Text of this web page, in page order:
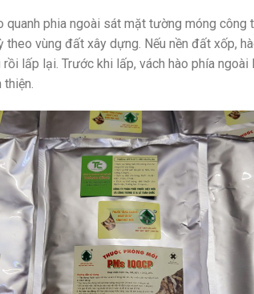
phia ngoài sát mặt tường móng
vùng đất xây dựng. Nếu nền đất xốp,
lấp lại. Trước khi lấp, vách hào phía ngoài